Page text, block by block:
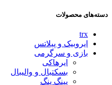
دسته‌های محصولات
trx
ایروبیک و پیلاتس
بازی و سرگرمی
ایرهاکی
بسکتبال و والیبال
پینگ پنگ